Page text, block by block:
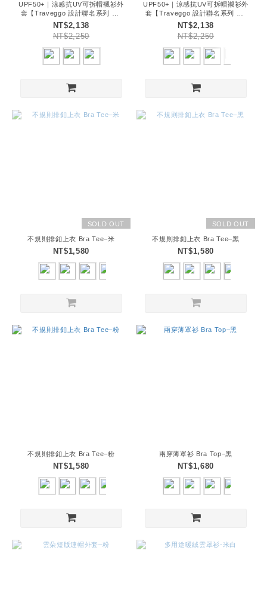
UPF50+｜涼感抗UV可拆帽襯衫外
套【Traveggo 設計聯名系列 】-
白
NT$2,138
NT$2,250
UPF50+｜涼感抗UV可拆帽襯衫外
套【Traveggo 設計聯名系列 】-
深藍
NT$2,138
NT$2,250
SOLD OUT
不規則排釦上衣 Bra Tee–米
NT$1,580
SOLD OUT
不規則排釦上衣 Bra Tee–黑
NT$1,580
不規則排釦上衣 Bra Tee–粉
NT$1,580
兩穿薄罩衫 Bra Top–黑
NT$1,680